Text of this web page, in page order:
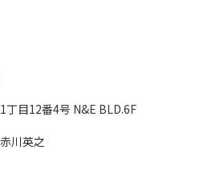
丁目12番4号 N&E BLD.6F
川英之